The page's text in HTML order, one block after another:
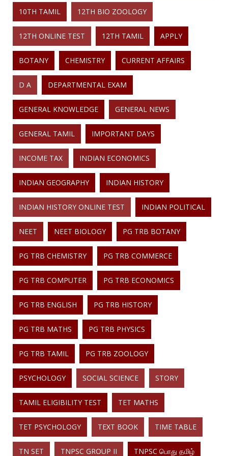
10TH TAMIL 12TH BIO ZOOLOGY
12TH ONLINE TEST 12TH TAMIL APPLY
BOTANY CHEMISTRY CURRENT AFFAIRS
D A DEPARTMENTAL EXAM
GENERAL KNOWLEDGE GENERAL NEWS
GENERAL TAMIL IMPORTANT DAYS
INCOME TAX INDIAN ECONOMICS
INDIAN GEOGRAPHY INDIAN HISTORY
INDIAN HISTORY ONLINE TEST INDIAN POLITICAL
NEET NEET BIOLOGY PG TRB BOTANY
PG TRB CHEMISTRY PG TRB COMMERCE
PG TRB COMPUTER PG TRB ECONOMICS
PG TRB ENGLISH PG TRB HISTORY
PG TRB MATHS PG TRB PHYSICS
PG TRB TAMIL PG TRB ZOOLOGY
PSYCHOLOGY SOCIAL SCIENCE STORY
TAMIL ELIGIBILITY TEST TET MATHS
TET PSYCHOLOGY TEXT BOOK TIME TABLE
TN SET TNPSC GROUP II TNPSC பொது தமிழ்